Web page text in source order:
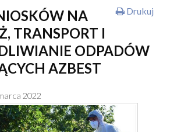
NA
TRANSPORT I
ODPADÓW
AZBEST
2022
Drukuj